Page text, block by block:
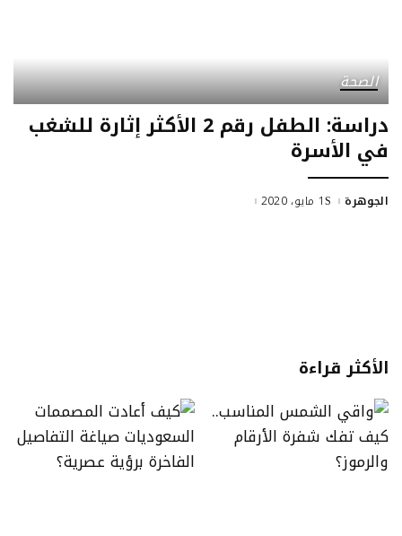
الصحة
دراسة: الطفل رقم 2 الأكثر إثارة للشغب
في الأسرة
الجوهرة 1 مايو، 2020
الأكثر قراءة